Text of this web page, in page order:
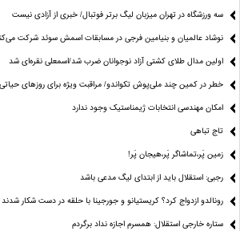
سه ورزشگاه در تهران میزبان لیگ برتر فوتبال/ خبری از آزادی نیست
نوشاد عالمیان و بنیامین فرجی در مسابقات اسمش سوئد شرکت
اولین مدال طلای کشتی آزاد نوجوانان ضرب شد/اسمعلی نقره‌ای شد
خطر در کمین چند ملی‌پوش تکواندو/ مراقبت ویژه برای روزهای
امکان مهندسی انتخابات ژیمناستیک وجود ندارد
تاج تباهی
زمین پَر،تماشاگر پَر،هیجان پَر!
رجبی: استقلال باید از ابتدای لیگ مدعی باشد
رونالدو ازدواج کرد؟ کریستیانو و جورجینا با حلقه در دست شکار شدند
ستاره خارجی استقلال: همسرم اجازه نداد برگردم